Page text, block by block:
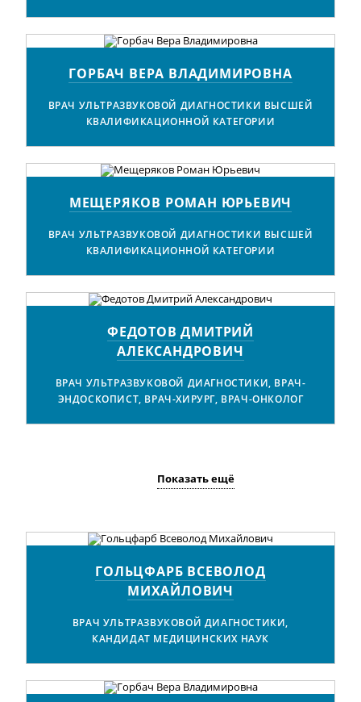
ГОРБАЧ ВЕРА ВЛАДИМИРОВНА
ВРАЧ УЛЬТРАЗВУКОВОЙ ДИАГНОСТИКИ ВЫСШЕЙ
КВАЛИФИКАЦИОННОЙ КАТЕГОРИИ
МЕЩЕРЯКОВ РОМАН ЮРЬЕВИЧ
ВРАЧ УЛЬТРАЗВУКОВОЙ ДИАГНОСТИКИ ВЫСШЕЙ
КВАЛИФИКАЦИОННОЙ КАТЕГОРИИ
ФЕДОТОВ ДМИТРИЙ
АЛЕКСАНДРОВИЧ
ВРАЧ УЛЬТРАЗВУКОВОЙ ДИАГНОСТИКИ, ВРАЧ-
ЭНДОСКОПИСТ, ВРАЧ-ХИРУРГ, ВРАЧ-ОНКОЛОГ
Показать ещё
ГОЛЬЦФАРБ ВСЕВОЛОД
МИХАЙЛОВИЧ
ВРАЧ УЛЬТРАЗВУКОВОЙ ДИАГНОСТИКИ,
КАНДИДАТ МЕДИЦИНСКИХ НАУК